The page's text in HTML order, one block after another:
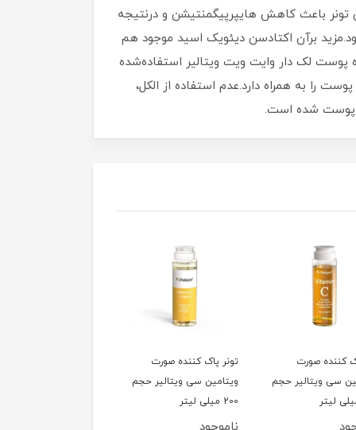
تونر باعث کاهش هایپرپیگمنتیشن و درنتیجه
برآن اکتادسن دیئویک اسید موجود هم
پوست لک دار وایت ویت ویتالیر استفاده‌شده
به همراه دارد.عدم استفاده از الکل،
کننده صورت
سی ویتالیر حجم
تونر پاک کننده صورت
ویتامین سی ویتالیر حجم
200 میلی لیتر